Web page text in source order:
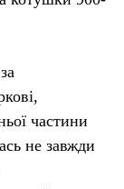
частини
не завжди